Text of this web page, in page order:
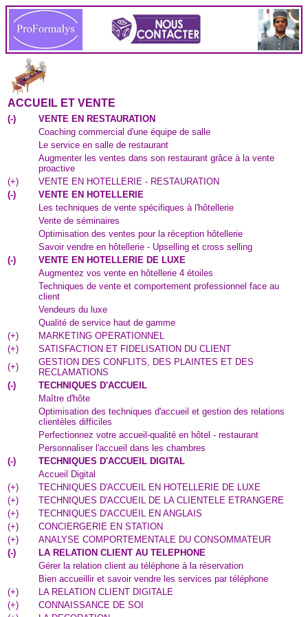
ACCUEIL ET VENTE
(-)
VENTE EN RESTAURATION
Coaching commercial d'une équipe de salle
Le service en salle de restaurant
Augmenter les ventes dans son restaurant grâce à la vente
proactive
(+)
VENTE EN HOTELLERIE - RESTAURATION
(-)
VENTE EN HOTELLERIE
Les techniques de vente spécifiques à l'hôtellerie
Vente de séminaires
Optimisation des ventes pour la réception hôtellerie
Savoir vendre en hôtellerie - Upselling et cross selling
(-)
VENTE EN HOTELLERIE DE LUXE
Augmentez vos vente en hôtellerie 4 étoiles
Techniques de vente et comportement professionnel face au
client
Vendeurs du luxe
Qualité de service haut de gamme
(+)
MARKETING OPERATIONNEL
(+)
SATISFACTION ET FIDELISATION DU CLIENT
(+)
GESTION DES CONFLITS, DES PLAINTES ET DES
RECLAMATIONS
(-)
TECHNIQUES D'ACCUEIL
Maître d'hôte
Optimisation des techniques d'accueil et gestion des relations
clientèles difficiles
Perfectionnez votre accueil-qualité en hôtel - restaurant
Personnaliser l'accueil dans les chambres
(-)
TECHNIQUES D'ACCUEIL DIGITAL
Accueil Digital
(+)
TECHNIQUES D'ACCUEIL EN HOTELLERIE DE LUXE
(+)
TECHNIQUES D'ACCUEIL DE LA CLIENTELE ETRANGERE
(+)
TECHNIQUES D'ACCUEIL EN ANGLAIS
(+)
CONCIERGERIE EN STATION
(+)
ANALYSE COMPORTEMENTALE DU CONSOMMATEUR
(-)
LA RELATION CLIENT AU TELEPHONE
Gérer la relation client au téléphone à la réservation
Bien accueillir et savoir vendre les services par téléphone
(+)
LA RELATION CLIENT DIGITALE
(+)
CONNAISSANCE DE SOI